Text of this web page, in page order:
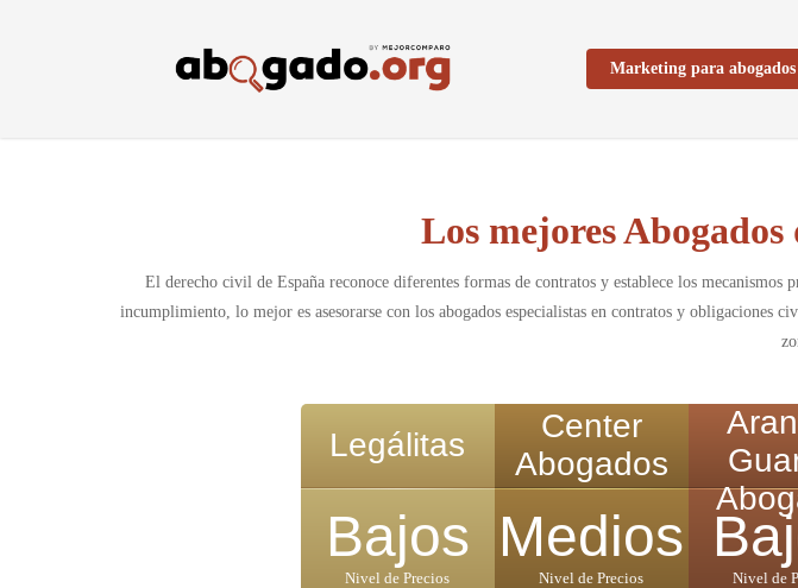
Marketing para abogados
Los mejores
El derecho civil de España reconoce diferentes formas de contratos y establece los
incumplimiento, lo mejor es asesorarse con los abogados especialistas en contratos y obligaciones
Legálitas
Bajos
Nivel de Precios
Center
Abogados
Medios
Nivel de Precios Nivel de